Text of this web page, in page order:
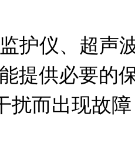
提供必要的
扰而出现故